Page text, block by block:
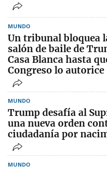
MUNDO
Un tribunal bloquea
salón de baile de
Casa Blanca hasta
Congreso lo autorice
MUNDO
Trump desafía al
una nueva orden
ciudadanía por
MUNDO